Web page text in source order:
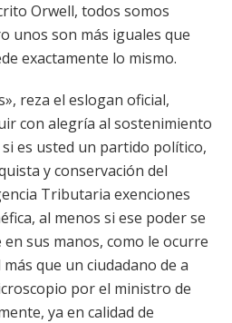
Orwell, todos somos
unos son más iguales que
exactamente lo mismo.
reza el eslogan oficial,
con alegría al sostenimiento
es usted un partido político,
y conservación del
Tributaria exenciones
al menos si ese poder se
sus manos, como le ocurre
que un ciudadano de a
por el ministro de
ya en calidad de